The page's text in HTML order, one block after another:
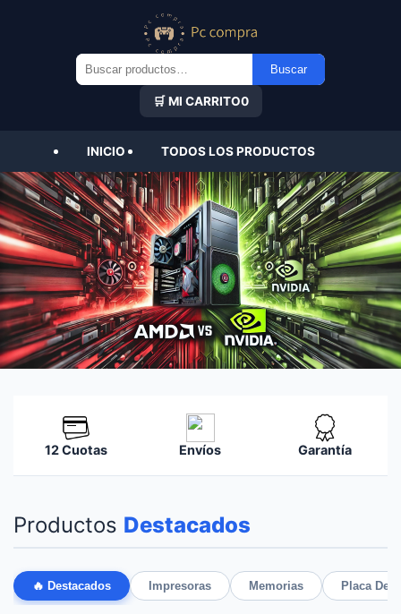
Buscar
por:
Buscar
🛒 MI CARRITO0
INICIO TODOS LOS PRODUCTOS
12 Cuotas Envíos Garantía
Productos Destacados
🔥 Destacados Impresoras Memorias Placa De